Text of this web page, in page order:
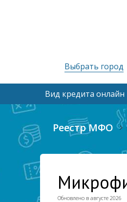
Выбрать город
Вид кредита онлайн
Реестр МФО
Обновлено в августе 2026